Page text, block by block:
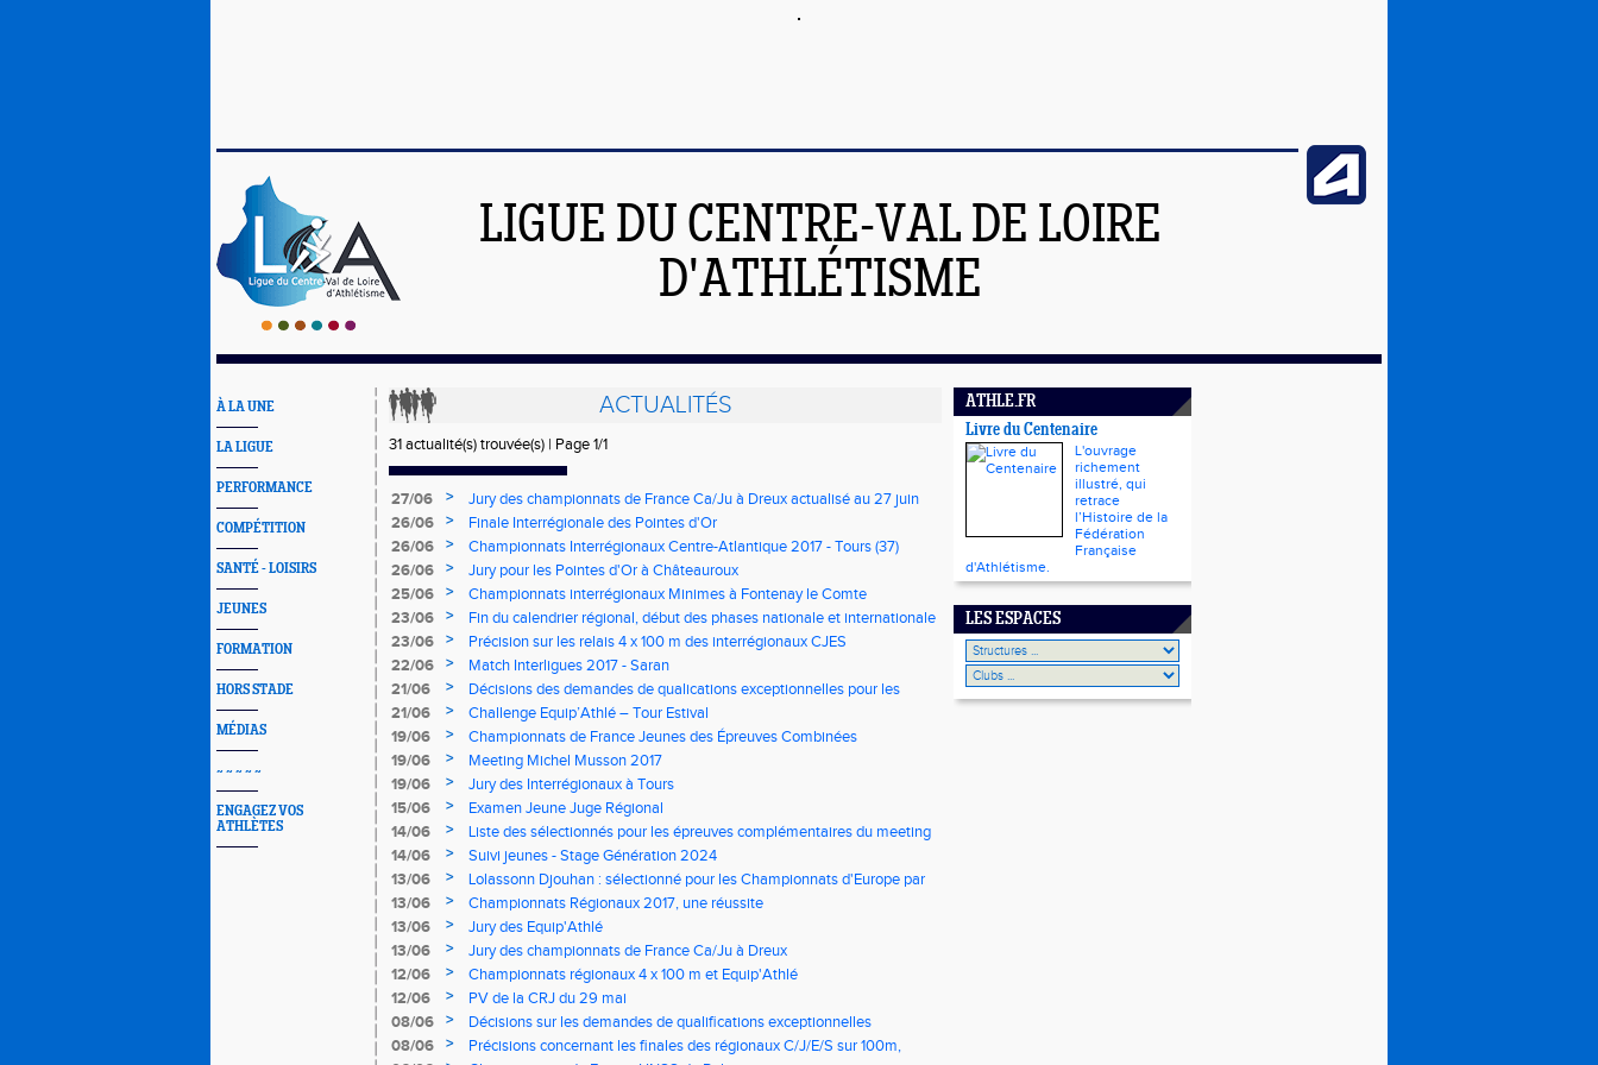
LIGUE DU CENTRE-VAL DE LOIRE
D'ATHLÉTISME
À LA UNE
LA LIGUE
PERFORMANCE
COMPÉTITION
SANTÉ - LOISIRS
JEUNES
FORMATION
HORS STADE
MÉDIAS
~ ~ ~ ~ ~
ENGAGEZ VOS
ATHLÈTES
ACTUALITÉS
31 actualité(s) trouvée(s) | Page 1/1
27/06 >
Jury des championnats de France Ca/Ju à Dreux actualisé au 27 juin
26/06
>
Finale Interrégionale des Pointes d'Or
26/06
>
Championnats Interrégionaux Centre-Atlantique 2017 - Tours (37)
26/06
>
Jury pour les Pointes d'Or à Châteauroux
25/06
>
Championnats interrégionaux Minimes à Fontenay le Comte
23/06
>
Fin du calendrier régional, début des phases nationale et internationale
23/06
>
Précision sur les relais 4 x 100 m des interrégionaux CJES
22/06
>
Match Interligues 2017 - Saran
21/06
>
Décisions des demandes de qualications exceptionnelles pour les
Interrégionaux
21/06 >
Challenge Equip’Athlé – Tour Estival
19/06
>
Championnats de France Jeunes des Épreuves Combinées
19/06
>
Meeting Michel Musson 2017
19/06
>
Jury des Interrégionaux à Tours
15/06
>
Examen Jeune Juge Régional
14/06
>
Liste des sélectionnés pour les épreuves complémentaires du meeting
Michel Musson
14/06 >
Suivi jeunes - Stage Génération 2024
13/06
>
Lolassonn Djouhan : sélectionné pour les Championnats d'Europe par
Équipe
13/06 >
Championnats Régionaux 2017, une réussite
13/06
>
Jury des Equip'Athlé
13/06
>
Jury des championnats de France Ca/Ju à Dreux
12/06
>
Championnats régionaux 4 x 100 m et Equip'Athlé
12/06
>
PV de la CRJ du 29 mai
08/06
>
Décisions sur les demandes de qualifications exceptionnelles
08/06
>
Précisions concernant les finales des régionaux C/J/E/S sur 100m,
ATHLE.FR
Livre du Centenaire
L'ouvrage
richement
illustré, qui
retrace
l’Histoire de la
Fédération
Française
d'Athlétisme.
LES ESPACES